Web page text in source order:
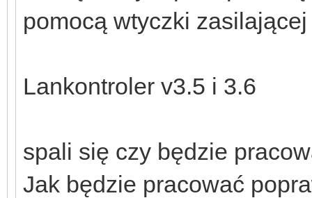
pomocą wtyczki zasilającej
Lankontroler v3.5 i 3.6
spali się czy będzie
Jak będzie pracować